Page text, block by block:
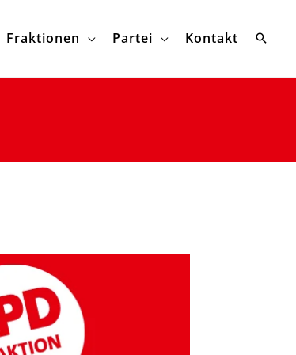
Fraktionen Partei Kontakt